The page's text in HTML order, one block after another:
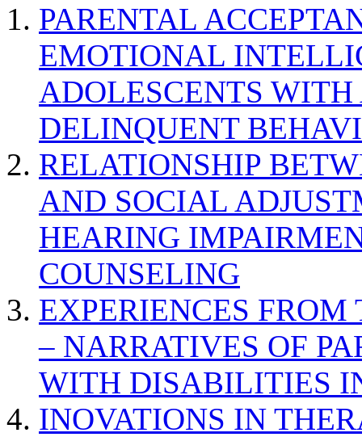
PARENTAL
EMOTIONAL
ADOLESCENTS
DELINQUENT
RELATIONSHIP
AND SOCIAL
HEARING
COUNSELING
EXPERIENCES
– NARRATIVES OF
WITH DISABILITIES
INOVATIONS IN